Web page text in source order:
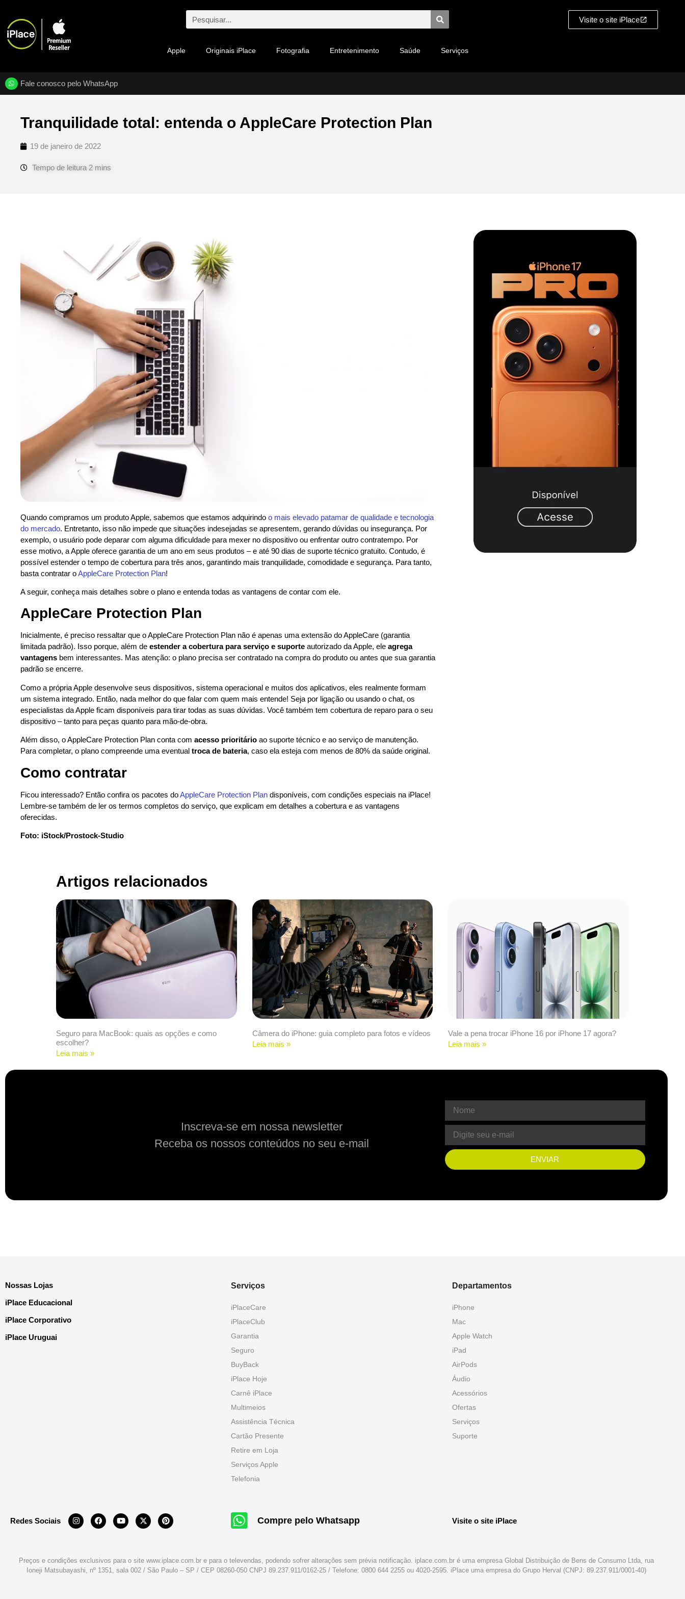
Apple Originais iPlace Fotografia Entretenimento Saúde Serviços
Visite o site iPlace
Fale conosco pelo WhatsApp
Tranquilidade total: entenda o AppleCare Protection Plan
19 de janeiro de 2022
Quando compramos um produto Apple, sabemos que estamos adquirindo o mais elevado patamar de qualidade e tecnologia
do mercado. Entretanto, isso não impede que situações indesejadas se apresentem, gerando dúvidas ou insegurança. Por
exemplo, o usuário pode deparar com alguma dificuldade para mexer no dispositivo ou enfrentar outro contratempo. Por
esse motivo, a Apple oferece garantia de um ano em seus produtos – e até 90 dias de suporte técnico gratuito. Contudo, é
possível estender o tempo de cobertura para três anos, garantindo mais tranquilidade, comodidade e segurança. Para tanto,
basta contratar oAppleCare Protection Plan!
A seguir, conheça mais detalhes sobre o plano e entenda todas as vantagens de contar com ele.
AppleCare Protection Plan
Inicialmente, é preciso ressaltar que o AppleCare Protection Plan não é apenas uma extensão do AppleCare (garantia
limitada padrão). Isso porque, além de estender a cobertura para serviço e suporte autorizado da Apple, ele agrega
vantagens bem interessantes. Mas atenção: o plano precisa ser contratado na compra do produto ou antes que sua garantia
padrão se encerre.
Como a própria Apple desenvolve seus dispositivos, sistema operacional e muitos dos aplicativos, eles realmente formam
um sistema integrado. Então, nada melhor do que falar com quem mais entende! Seja por ligação ou usando o chat, os
especialistas da Apple ficam disponíveis para tirar todas as suas dúvidas. Você também tem cobertura de reparo para o seu
dispositivo – tanto para peças quanto para mão-de-obra.
Além disso, o AppleCare Protection Plan conta com acesso prioritário ao suporte técnico e ao serviço de manutenção.
Para completar, o plano compreende uma eventual troca de bateria, caso ela esteja com menos de 80% da saúde original.
Como contratar
Ficou interessado? Então confira os pacotes doAppleCare Protection Plan disponíveis, com condições especiais na iPlace!
Lembre-se também de ler os termos completos do serviço, que explicam em detalhes a cobertura e as vantagens
oferecidas.
Foto: iStock/Prostock-Studio
Artigos relacionados
Seguro para MacBook: quais as opções e como
escolher?
Leia mais »
Câmera do iPhone: guia completo para fotos e vídeos
Leia mais »
Vale a pena trocar iPhone 16 por iPhone 17 agora?
Leia mais »
Inscreva-se em nossa newsletter
Receba os nossos conteúdos no seu e-mail
ENVIAR
Nossas Lojas
iPlace Educacional
iPlace Corporativo
iPlace Uruguai
Serviços
iPlaceCare
iPlaceClub
Garantia
Seguro
BuyBack
iPlace Hoje
Carnê iPlace
Multimeios
Assistência Técnica
Cartão Presente
Retire em Loja
Serviços Apple
Telefonia
Departamentos
iPhone
Mac
Apple Watch
iPad
AirPods
Áudio
Acessórios
Ofertas
Serviços
Suporte
Redes Sociais Compre pelo Whatsapp Visite o site iPlace
Preços e condições exclusivos para o site www.iplace.com.br e para o televendas, podendo sofrer alterações sem prévia notificação. iplace.com.br é uma empresa Global Distribuição de Bens de Consumo Ltda, rua
Ioneji Matsubayashi, nº 1351, sala 002 / São Paulo – SP / CEP 08260-050 CNPJ 89.237.911/0162-25 / Telefone: 0800 644 2255 ou 4020-2595. iPlace uma empresa do Grupo Herval (CNPJ: 89.237.911/0001-40)